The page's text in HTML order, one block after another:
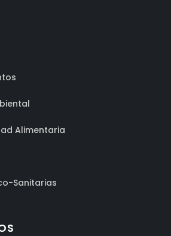
Alimentaria
Sanitarias